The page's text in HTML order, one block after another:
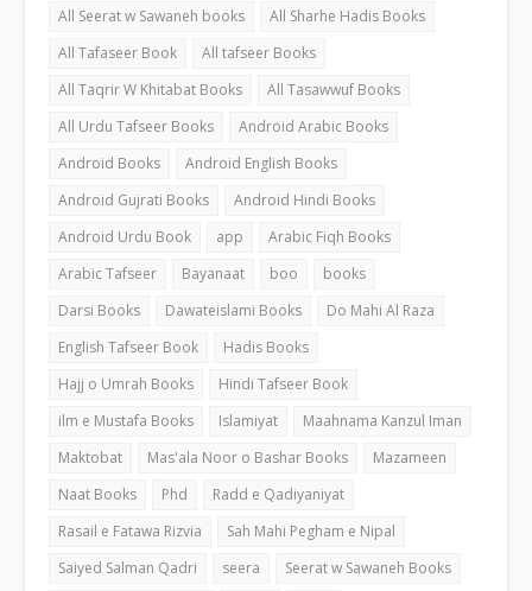
All Seerat w Sawaneh books
All Sharhe Hadis Books
All Tafaseer Book
All tafseer Books
All Taqrir W Khitabat Books
All Tasawwuf Books
All Urdu Tafseer Books
Android Arabic Books
Android Books
Android English Books
Android Gujrati Books
Android Hindi Books
Android Urdu Book
app
Arabic Fiqh Books
Arabic Tafseer
Bayanaat boo
books
Darsi Books
Dawateislami Books
Do Mahi Al Raza
English Tafseer Book
Hadis Books
Hajj o Umrah Books
Hindi Tafseer Book
ilm e Mustafa Books
Islamiyat
Maahnama Kanzul Iman
Maktobat
Mas'ala Noor o Bashar Books
Mazameen
Naat Books
Phd
Radd e Qadiyaniyat
Rasail e Fatawa Rizvia
Sah Mahi Pegham e Nipal
Saiyed Salman Qadri
seera
Seerat w Sawaneh Books